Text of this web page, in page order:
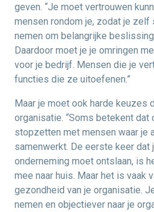
geven. “Je moet vertrouwen
mensen rondom je, zodat je zelf
nemen om belangrijke
Daardoor moet je je omringen
voor je bedrijf. Mensen die je
functies die ze uitoefenen.”
Maar je moet ook harde keuzes
organisatie. “Soms betekent dat
stopzetten met mensen waar je
samenwerkt. De eerste keer dat
onderneming moet ontslaan, is
mee naar huis. Maar het is vaak
gezondheid van je organisatie.
nemen en objectiever naar je